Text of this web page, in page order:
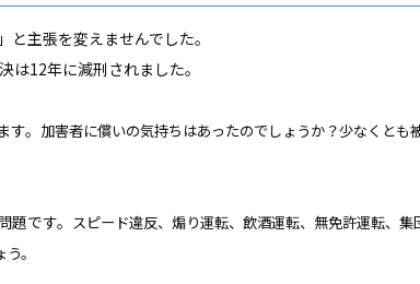
主張を変えませんでした。
12年に減刑されました。
。 加害者に償いの気持ちはあったのでしょうか？少なくとも
題です。 スピード違反、煽り運転、飲酒運転、無免許運転、集
。